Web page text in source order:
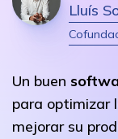
Lluís
Un buen
para optimizar
mejorar su